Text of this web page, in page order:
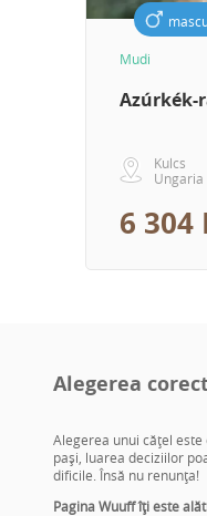
Mudi
Azúrkék-
Kulcs
Ungaria
6 304
Alegerea
Alegerea unui căţel
paşi, luarea deciziilor
dificile. Însă nu renunţa!
Pagina Wuuff îţi este